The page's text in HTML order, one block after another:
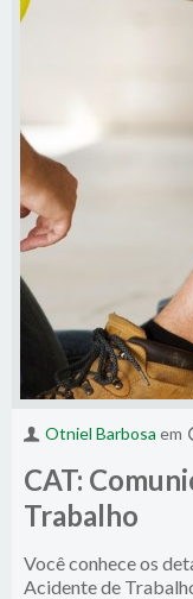
Otniel Barbosa em
CAT:
Trabalho
Você conhece os
Acidente de